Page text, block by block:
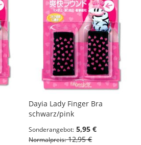
Dayia Lady Finger Bra
schwarz/pink
Sonderangebot 5,95 €
Normalpreis 12,95 €